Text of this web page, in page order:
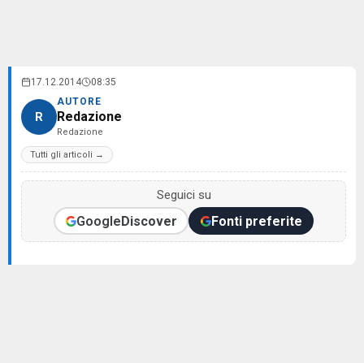
17.12.2014 08:35
R
AUTORE
Redazione
Redazione
Tutti gli articoli →
Seguici su
GoogleDiscover Fonti preferite